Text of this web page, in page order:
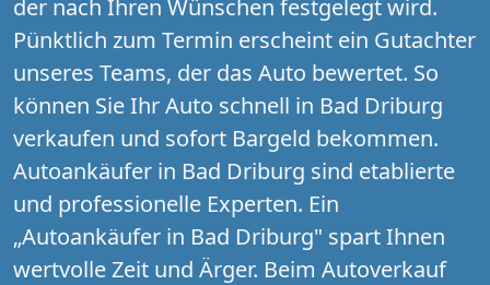
der nach Ihren Wünschen festgelegt wird.
Pünktlich zum Termin erscheint ein Gutachter
unseres Teams, der das Auto bewertet. So
können Sie Ihr Auto schnell in Bad Driburg
verkaufen und sofort Bargeld bekommen.
Autoankäufer in Bad Driburg sind etablierte
und professionelle Experten. Ein
„Autoankäufer in Bad Driburg" spart Ihnen
wertvolle Zeit und Ärger. Beim Autoverkauf